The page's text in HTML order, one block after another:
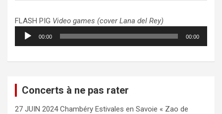
FLASH PIG Video games (cover Lana del Rey)
Lecteur
audio
00:00 00:00
Concerts à ne pas rater
27 JUIN 2024 Chambéry Estivales en Savoie « Zao de